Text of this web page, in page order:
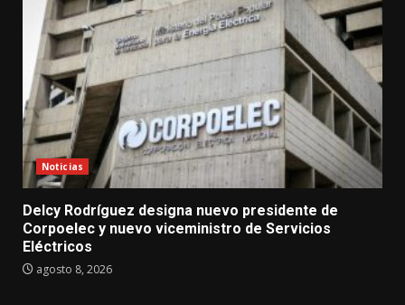
Noticias
Delcy Rodríguez designa nuevo presidente de
Corpoelec y nuevo viceministro de Servicios
Eléctricos
agosto 8, 2026